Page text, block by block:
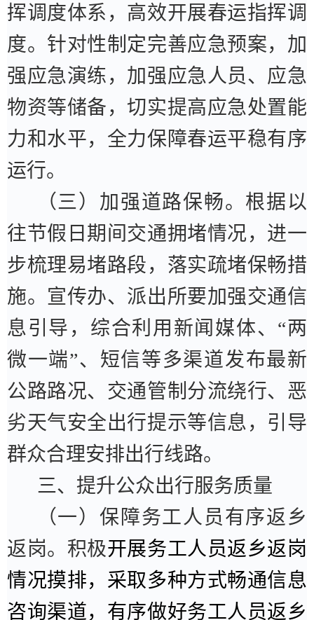
挥调度体系，高效开展春运指挥调
度。针对性制定完善应急预案，加
强应急演练，加强应急人员、应急
物资等储备，切实提高应急处置能
力和水平，全力保障春运平稳有序
运行。
（三）加强道路保畅。 根据以
往节假日期间交通拥堵情况，进一
步梳理易堵路段，落实疏堵保畅措
施。宣传办、派出所要加强交通信
息引导，综合利用新闻媒体、 “两
微一端”、短信等多渠道发布最新
公路路况、交通管制分流绕行、恶
劣天气安全出行提示等信息，引导
群众合理安排出行线路。
三、提升公众出行服务质量
（一）保障务工人员有序返乡
返岗。 积极开展务工人员返乡返岗
情况摸排，采取多种方式畅通信息
咨询渠道，有序做好务工人员返乡